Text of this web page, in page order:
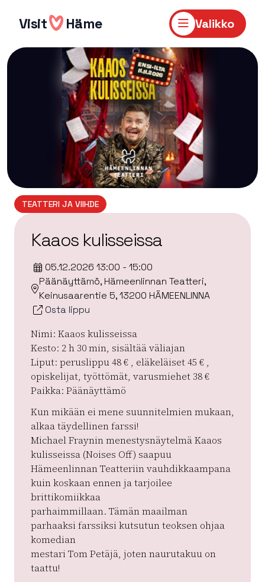
sisältöön
Visit Häme Valikko
TEATTERI JA VIIHDE
Kaaos kulisseissa
05.12.2026 13:00 - 15:00
Päänäyttämö, Hämeenlinnan Teatteri,
Keinusaarentie 5, 13200 HÄMEENLINNA
Osta lippu
Nimi: Kaaos kulisseissa
Kesto: 2 h 30 min, sisältää väliajan
Liput: peruslippu 48 € , eläkeläiset 45 € ,
opiskelijat, työttömät, varusmiehet 38 €
Paikka: Päänäyttämö
Kun mikään ei mene suunnitelmien mukaan,
alkaa täydellinen farssi!
Michael Fraynin menestysnäytelmä Kaaos
kulisseissa (Noises Off) saapuu
Hämeenlinnan Teatteriin vauhdikkaampana
kuin koskaan ennen ja tarjoilee
brittikomiikkaa
parhaimmillaan. Tämän maailman
parhaaksi farssiksi kutsutun teoksen ohjaa
komedian
mestari Tom Petäjä, joten naurutakuu on
taattu!